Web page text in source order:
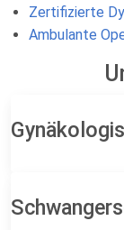
Zertifizierte
Ambulante